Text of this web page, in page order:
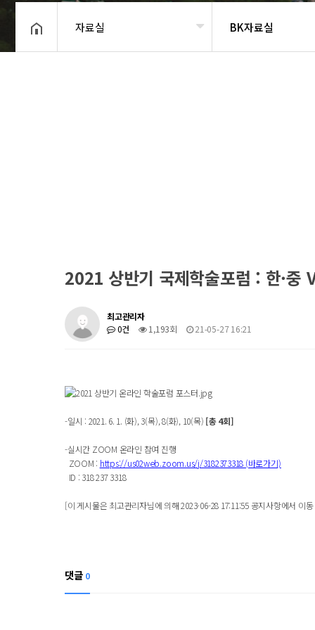
자료실 BK자료실
2021 상반기 국제학술포럼 : 한·중
최고관리자
0건
1,193회 21-05-27 16:21
-일시 : 2021. 6. 1. (화), 3(목), 8(화), 10(목) [총 4회]
-실시간 ZOOM 온라인 참여 진행
ZOOM : https://us02web.zoom.us/j/3182373318 (바로가기)
ID : 318 237 3318
[이 게시물은 최고관리자님에 의해 2023-06-28 17:11:55 공지사항에서 이
댓글 0